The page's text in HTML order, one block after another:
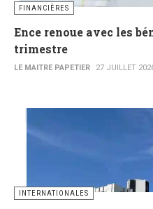
FINANCIÈRES
Ence renoue avec les
trimestre
LE MAITRE PAPETIER 27 JUILLET
INTERNATIONALES